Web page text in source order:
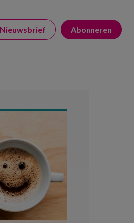
Nieuwsbrief Abonneren